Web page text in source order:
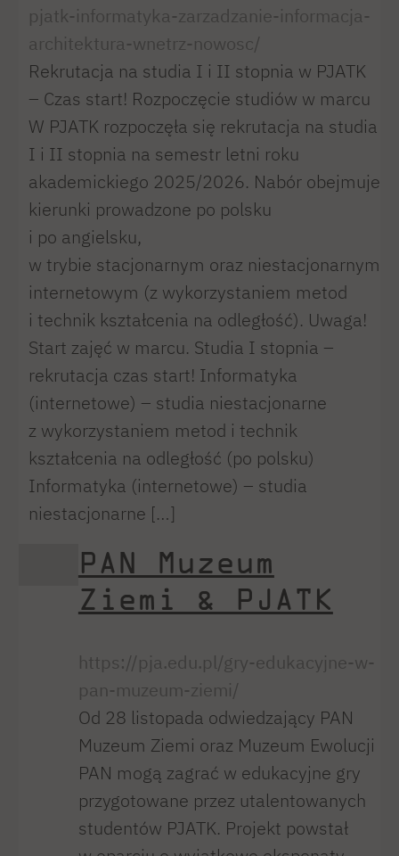
pjatk-informatyka-zarzadzanie-informacja-
architektura-wnetrz-nowosc/
Rekrutacja na studia I i II stopnia w PJATK
– Czas start! Rozpoczęcie studiów w marcu
W PJATK rozpoczęła się rekrutacja na studia
I i II stopnia na semestr letni roku
akademickiego 2025/2026. Nabór obejmuje
kierunki prowadzone po polsku
i po angielsku,
w trybie stacjonarnym oraz niestacjonarnym
internetowym (z wykorzystaniem metod
i technik kształcenia na odległość). Uwaga!
Start zajęć w marcu. Studia I stopnia –
rekrutacja czas start! Informatyka
(internetowe) – studia niestacjonarne
z wykorzystaniem metod i technik
kształcenia na odległość (po polsku)
Informatyka (internetowe) – studia
niestacjonarne […]
PAN Muzeum
Ziemi & PJATK
https://pja.edu.pl/gry-edukacyjne-w-
pan-muzeum-ziemi/
Od 28 listopada odwiedzający PAN
Muzeum Ziemi oraz Muzeum Ewolucji
PAN mogą zagrać w edukacyjne gry
przygotowane przez utalentowanych
studentów PJATK. Projekt powstał